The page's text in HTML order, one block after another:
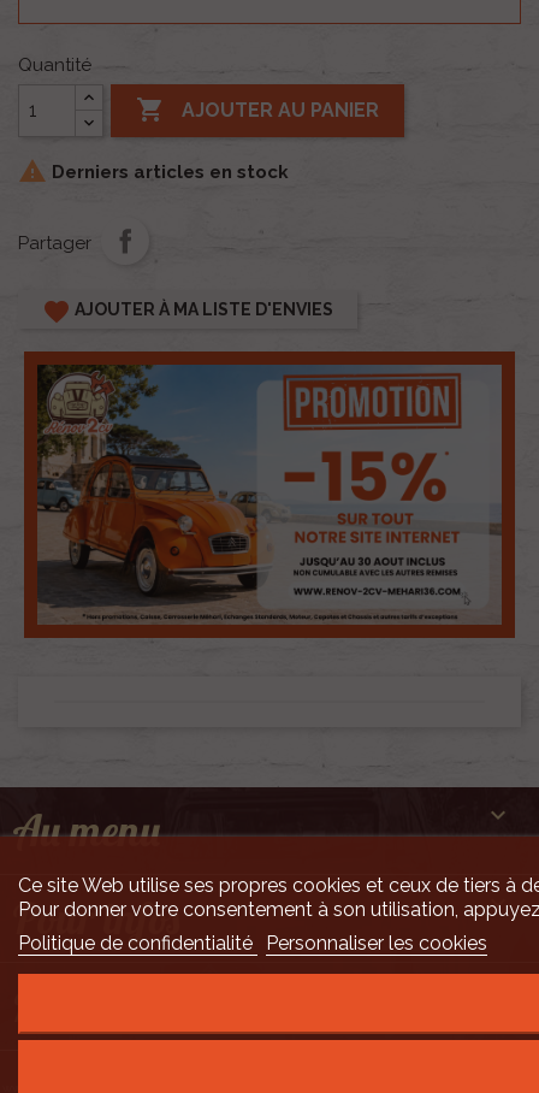
Quantité
 AJOUTER AU PANIER
 Derniers articles en stock
Partager
favorite AJOUTER À MA LISTE D'ENVIES
Au menu 
Pour infos 
Ce site Web utilise ses propres cookies et ceux de tiers à
Pour donner votre consentement à son utilisation,
Politique de confidentialité
Personnaliser les cookies